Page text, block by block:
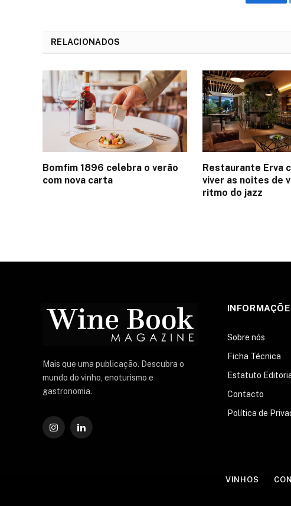
RELACIONADOS
Bomfim 1896 celebra o verão
com nova carta
Restaurante Erva
viver as noites de
ritmo do jazz
Mais que uma publicação. Descubra o
mundo do vinho, enoturismo e
gastronomia.
Instagram
O
Sobre nós
Ficha Técnica
Estatuto
Contacto
Política de
VINHOS